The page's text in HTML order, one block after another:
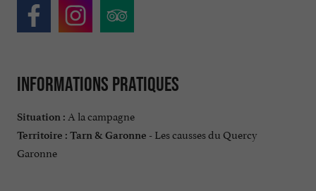
Informations pratiques
Situation : A la campagne
Territoire : Tarn & Garonne - Les causses du Quercy
Garonne